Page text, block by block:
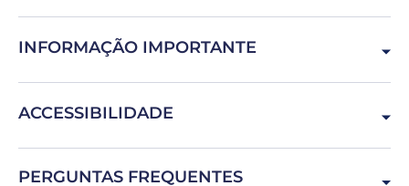
Praça dos Restauradores 24, 1249-970 Lisboa, Portugal
INFORMAÇÃO IMPORTANTE
ACCESSIBILIDADE
PERGUNTAS FREQUENTES